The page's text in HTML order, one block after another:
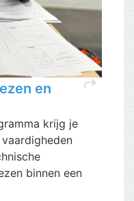
shortcut
en
krijg je
binnen een